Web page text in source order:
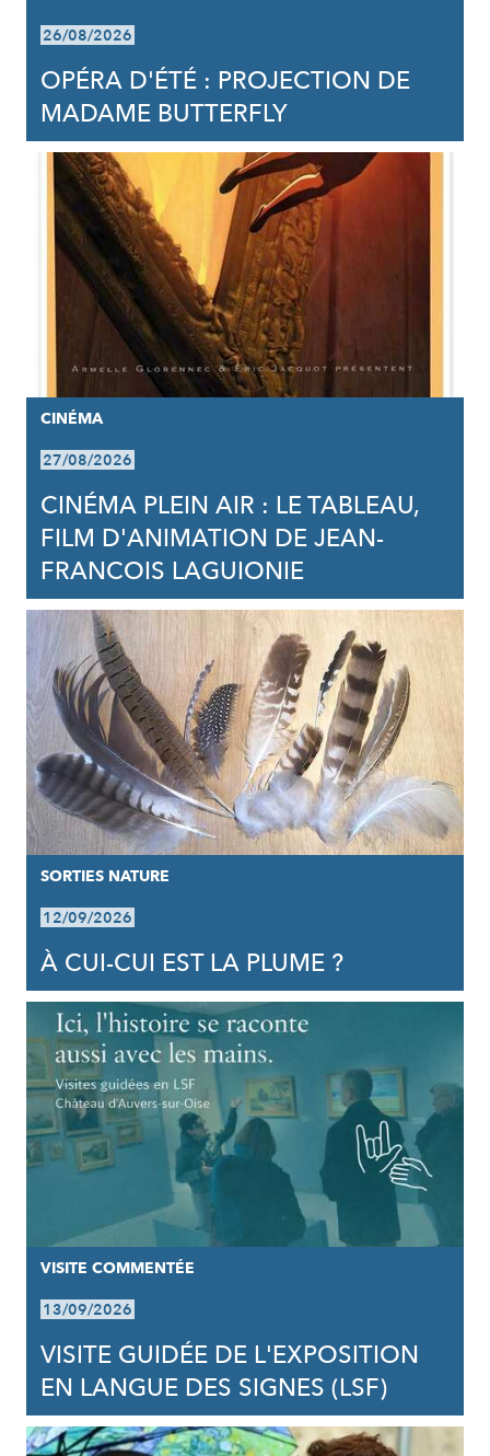
26/08/2026
OPÉRA D'ÉTÉ : PROJECTION DE
MADAME BUTTERFLY
CINÉMA
27/08/2026
CINÉMA PLEIN AIR : LE TABLEAU,
FILM D'ANIMATION DE JEAN-
FRANCOIS LAGUIONIE
SORTIES NATURE
12/09/2026
À CUI-CUI EST LA PLUME ?
VISITE COMMENTÉE
13/09/2026
VISITE GUIDÉE DE L'EXPOSITION
EN LANGUE DES SIGNES (LSF)